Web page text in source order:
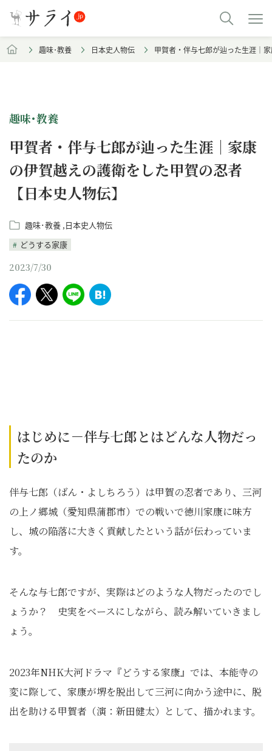
趣味･教養 日本史人物伝 甲賀者・伴与七郎が辿った生涯｜
趣味･教養
甲賀者・伴与七郎が辿った生涯｜家康
の伊賀越えの護衛をした甲賀の忍者
【日本史人物伝】
趣味･教養 日本史人物伝
どうする家康
2023/7/30
はじめに－伴与七郎とはどんな人物だっ
たのか
伴与七郎（ばん・よしちろう）は甲賀の忍者であり、三河
の上ノ郷城（愛知県蒲郡市）での戦いで徳川家康に味方
し、城の陥落に大きく貢献したという話が伝わっていま
す。
そんな与七郎ですが、実際はどのような人物だったのでし
ょうか？ 史実をベースにしながら、読み解いていきまし
ょう。
2023年NHK大河ドラマ『どうする家康』では、本能寺の
変に際して、家康が堺を脱出して三河に向かう途中に、脱
出を助ける甲賀者（演：新田健太）として、描かれます。